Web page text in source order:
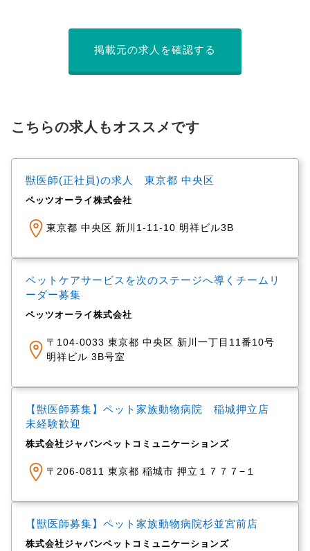
掲載元の求人を確認する
こちらの求人もオススメです
獣医師(正社員)の求人 東京都 中央区
ペッツオーライ株式会社
東京都 中央区 新川1-11-10 明祥ビル3B
ペットケアサービスを次のステージへ導くチームリ
ーダー募集
ペッツオーライ株式会社
〒104-0033 東京都 中央区 新川一丁目11番10号
明祥ビル 3B号室
【獣医師募集】ペット家族動物病院 稲城押立店
未経験歓迎
株式会社ジャパンペットコミュニケーションズ
〒206-0811 東京都 稲城市 押立１７７７−１
【獣医師募集】ペット家族動物病院杉並宮前店
株式会社ジャパンペットコミュニケーションズ